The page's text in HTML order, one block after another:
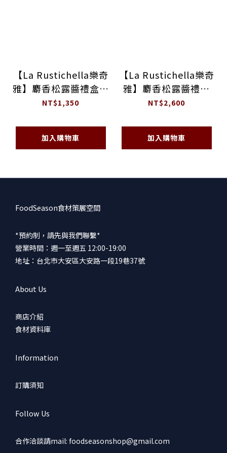
【La Rustichella樂奇
雅】麝香松露醬禮盒組
-2件入
NT$1,350
加入購物車
【La Rustichella樂奇
雅】麝香松露醬禮盒
-5件組
NT$2,600
加入購物車
FoodSeason食材策展空間
*預約制，請先與我們聯繫*
營業時間：週一至週五 12:00-19:00
地址：台北市大安區大安路一段19巷37號
About Us
商店介紹
食材資料庫
Information
訂購須知
Follow Us
合作洽談請mail: foodseasonshop@gmail.com